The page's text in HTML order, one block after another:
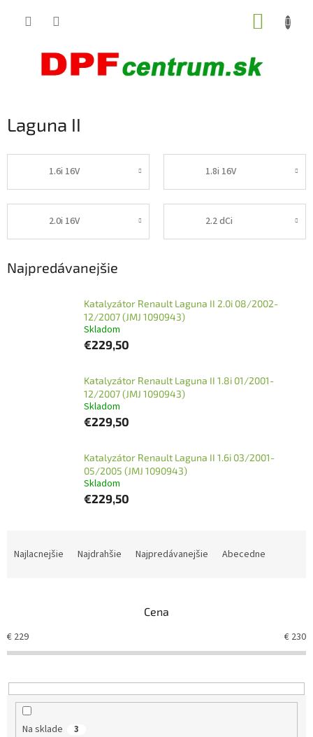
Laguna II
1.6i 16V 1.8i 16V
2.0i 16V 2.2 dCi
Najpredávanejšie
Katalyzátor Renault Laguna II 2.0i 08/2002-
12/2007 (JMJ 1090943)
Skladom
€229,50
Katalyzátor Renault Laguna II 1.8i 01/2001-
12/2007 (JMJ 1090943)
Skladom
€229,50
Katalyzátor Renault Laguna II 1.6i 03/2001-
05/2005 (JMJ 1090943)
Skladom
€229,50
e
p
r
d
Najlacnejšie Najdrahšie Najpredávanejšie Abecedne
Cena
€ 229 € 230
Na sklade 3